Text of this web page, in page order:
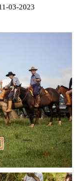
03-2023